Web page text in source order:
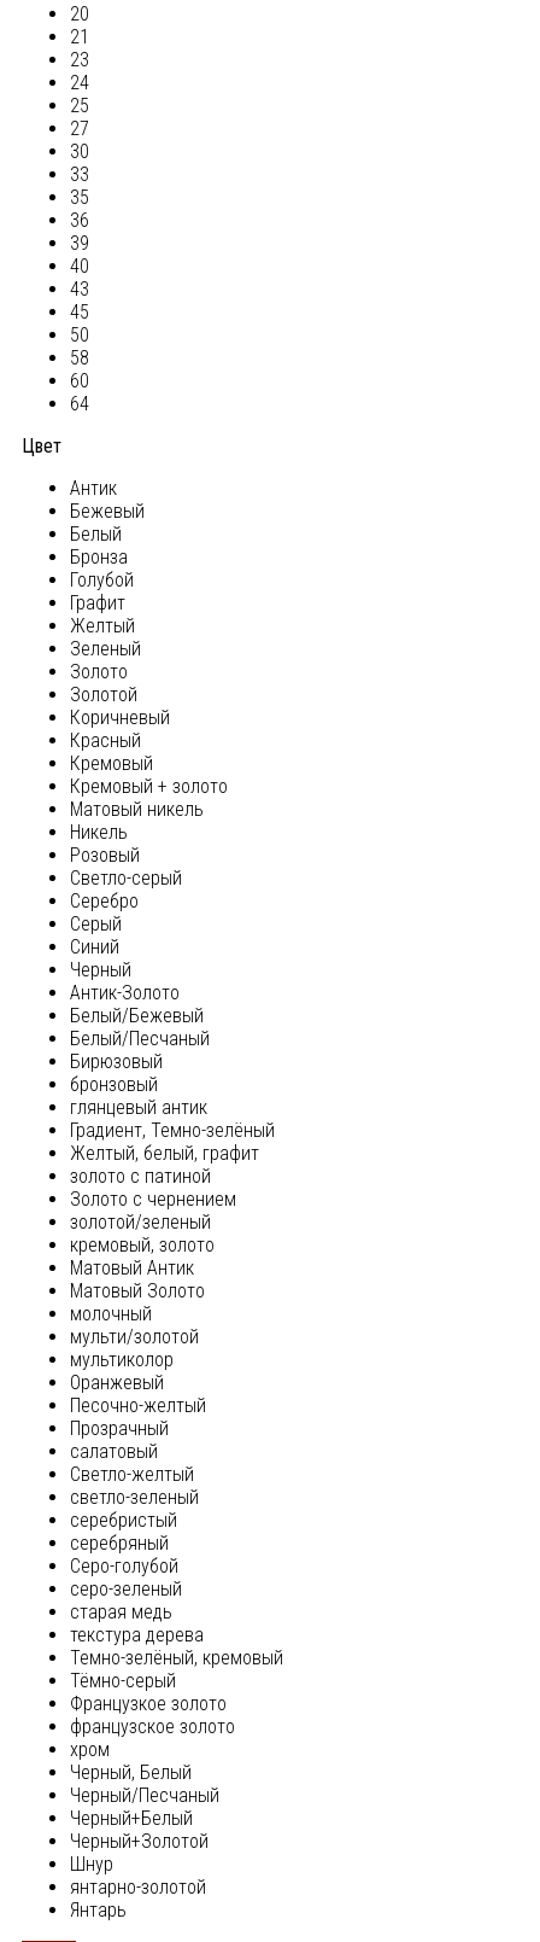
20
21
23
24
25
27
30
33
35
36
39
40
43
45
50
58
60
64
Цвет
Антик
Бежевый
Белый
Бронза
Голубой
Графит
Желтый
Зеленый
Золото
Золотой
Коричневый
Красный
Кремовый
Кремовый + золото
Матовый никель
Никель
Розовый
Светло-серый
Серебро
Серый
Синий
Черный
Антик-Золото
Белый/Бежевый
Белый/Песчаный
Бирюзовый
бронзовый
глянцевый антик
Градиент, Темно-зелёный
Желтый, белый, графит
золото с патиной
Золото с чернением
золотой/зеленый
кремовый, золото
Матовый Антик
Матовый Золото
молочный
мульти/золотой
мультиколор
Оранжевый
Песочно-желтый
Прозрачный
салатовый
Светло-желтый
светло-зеленый
серебристый
серебряный
Серо-голубой
серо-зеленый
старая медь
текстура дерева
Темно-зелёный, кремовый
Тёмно-серый
Французкое золото
французское золото
хром
Черный, Белый
Черный/Песчаный
Черный+Белый
Черный+Золотой
Шнур
янтарно-золотой
Янтарь